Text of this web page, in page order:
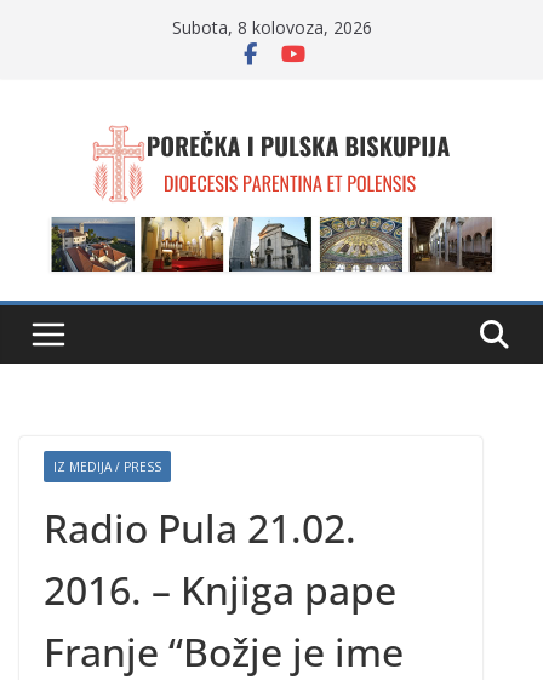
Subota, 8 kolovoza, 2026
IZ MEDIJA / PRESS
Radio Pula 21.02.
2016. – Knjiga pape
Franje “Božje je ime